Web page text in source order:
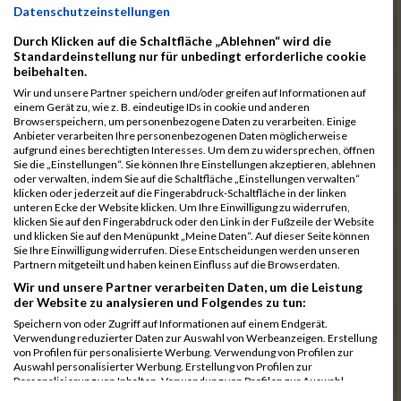
11084 Robles Santolalla Rb
11052
Lauterbach Rb
00:41:08.1
11005
Fuchs Rb
00:41:09.2
11088
Ruff Rb
00:41:12.6
10988
Dauerer Rb
00:41:47.4
10987
Burkl Rb
00:42:27.9
11119
Welzenbach Rb
00:42:28.2
11073
Olbrich Rb
00:42:36.7
11019
Haasler Rb
00:42:50.6
11053
Lederer Rb
00:42:57.3
11103
Seuling Rb
00:43:13.1
11026
Heidbrecht Rb
00:44:21.7
10969
Babac Rb
00:44:39.9
10993
Dönek Rb
00:45:42.1
Datenschutzeinstellungen
Durch Klicken auf die Schaltfläche „Ablehnen“ wird die
Standardeinstellung nur für unbedingt erforderliche cookie
beibehalten.
Wir und unsere Partner speichern und/oder greifen auf Informationen auf
einem Gerät zu, wie z. B. eindeutige IDs in cookie und anderen
Browserspeichern, um personenbezogene Daten zu verarbeiten. Einige
Anbieter verarbeiten Ihre personenbezogenen Daten möglicherweise
aufgrund eines berechtigten Interesses. Um dem zu widersprechen, öffnen
Sie die „Einstellungen“. Sie können Ihre Einstellungen akzeptieren, ablehnen
oder verwalten, indem Sie auf die Schaltfläche „Einstellungen verwalten“
klicken oder jederzeit auf die Fingerabdruck-Schaltfläche in der linken
unteren Ecke der Website klicken. Um Ihre Einwilligung zu widerrufen,
klicken Sie auf den Fingerabdruck oder den Link in der Fußzeile der Website
und klicken Sie auf den Menüpunkt „Meine Daten“. Auf dieser Seite können
Sie Ihre Einwilligung widerrufen. Diese Entscheidungen werden unseren
Partnern mitgeteilt und haben keinen Einfluss auf die Browserdaten.
Wir und unsere Partner verarbeiten Daten, um die Leistung
der Website zu analysieren und Folgendes zu tun:
Speichern von oder Zugriff auf Informationen auf einem Endgerät.
Verwendung reduzierter Daten zur Auswahl von Werbeanzeigen. Erstellung
von Profilen für personalisierte Werbung. Verwendung von Profilen zur
Auswahl personalisierter Werbung. Erstellung von Profilen zur
Personalisierung von Inhalten. Verwendung von Profilen zur Auswahl